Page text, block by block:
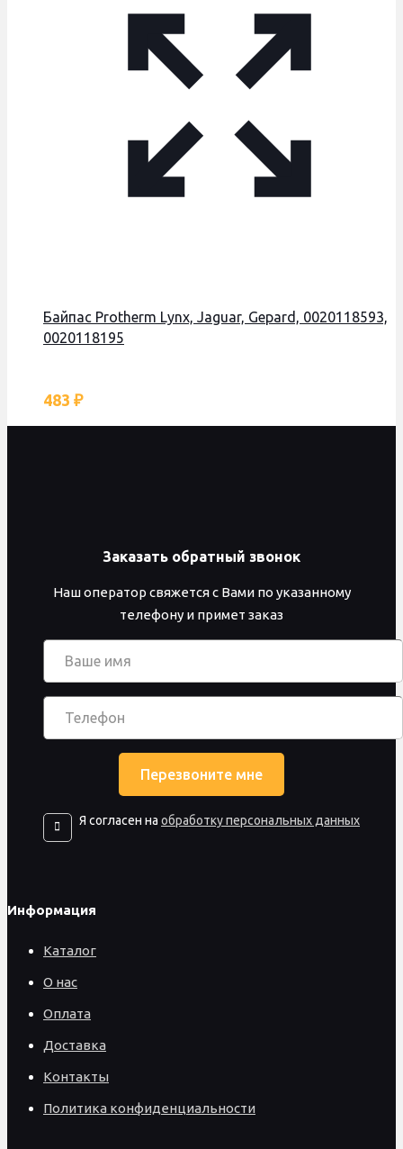
Байпас Protherm Lynx, Jaguar, Gepard, 0020118593,
0020118195
483 ₽
Заказать обратный звонок
Наш оператор свяжется с Вами по указанному
телефону и примет заказ
Я согласен на обработку персональных данных
Информация
Каталог
О нас
Оплата
Доставка
Контакты
Политика конфиденциальности